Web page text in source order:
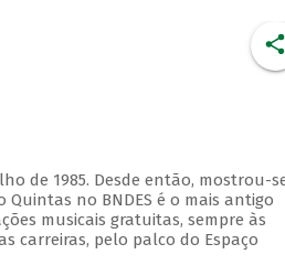
de 1985. Desde então, mostrou-
no BNDES é o mais antigo
musicais gratuitas, sempre às
carreiras, pelo palco do Espaço